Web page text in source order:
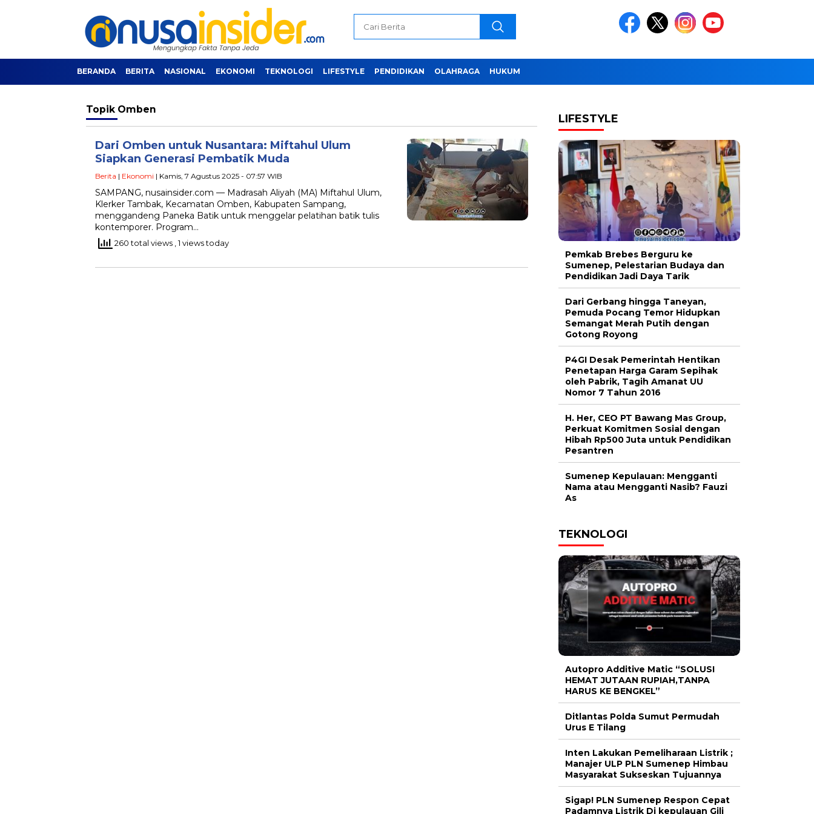
BERANDA BERITA NASIONAL EKONOMI TEKNOLOGI LIFESTYLE PENDIDIKAN OLAHRAGA HUKUM
Topik Omben
Dari Omben untuk Nusantara: Miftahul Ulum
Siapkan Generasi Pembatik Muda
Berita | Ekonomi | Kamis, 7 Agustus 2025 - 07:57 WIB
SAMPANG, nusainsider.com — Madrasah Aliyah (MA) Miftahul Ulum,
Klerker Tambak, Kecamatan Omben, Kabupaten Sampang,
menggandeng Paneka Batik untuk menggelar pelatihan batik tulis
kontemporer. Program…
260 total views , 1 views today
LIFESTYLE
Pemkab Brebes Berguru ke
Sumenep, Pelestarian Budaya dan
Pendidikan Jadi Daya Tarik
Dari Gerbang hingga Taneyan,
Pemuda Pocang Temor Hidupkan
Semangat Merah Putih dengan
Gotong Royong
P4GI Desak Pemerintah Hentikan
Penetapan Harga Garam Sepihak
oleh Pabrik, Tagih Amanat UU
Nomor 7 Tahun 2016
H. Her, CEO PT Bawang Mas Group,
Perkuat Komitmen Sosial dengan
Hibah Rp500 Juta untuk Pendidikan
Pesantren
Sumenep Kepulauan: Mengganti
Nama atau Mengganti Nasib? Fauzi
As
TEKNOLOGI
Autopro Additive Matic “SOLUSI
HEMAT JUTAAN RUPIAH,TANPA
HARUS KE BENGKEL”
Ditlantas Polda Sumut Permudah
Urus E Tilang
Inten Lakukan Pemeliharaan Listrik ;
Manajer ULP PLN Sumenep Himbau
Masyarakat Sukseskan Tujuannya
Sigap! PLN Sumenep Respon Cepat
Padamnya Listrik Di kepulauan Gili